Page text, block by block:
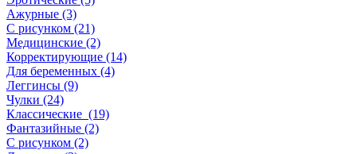
Ажурные (3)
С рисунком (21)
Медицинские (2)
Корректирующие (14)
Для беременных (4)
Леггинсы (9)
Чулки (24)
Классические (19)
Фантазийные (2)
С рисунком (2)